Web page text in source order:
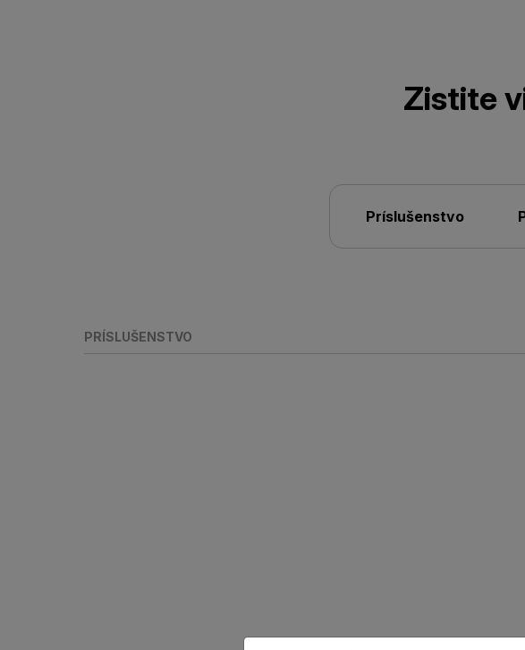
Zistite
Príslušenstvo
PRÍSLUŠENSTVO